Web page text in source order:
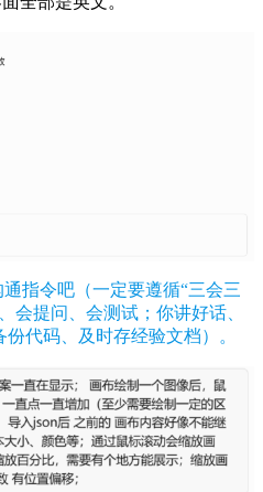
指令吧（一定要遵循“三会三
会提问、会测试；你讲好话、
代码、及时存经验文档）。